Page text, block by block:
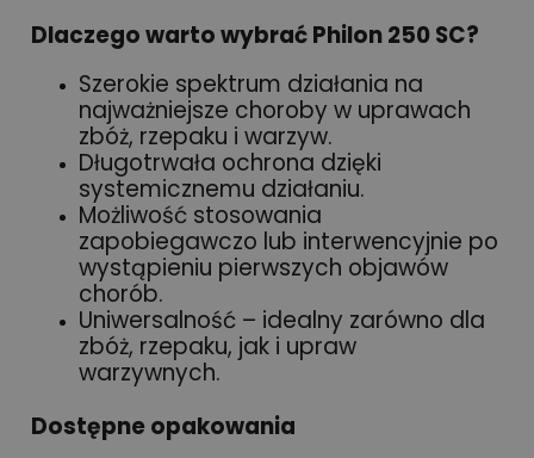
Dlaczego warto wybrać Philon 250 SC?
Szerokie spektrum działania na
najważniejsze choroby w uprawach
zbóż, rzepaku i warzyw.
Długotrwała ochrona dzięki
systemicznemu działaniu.
Możliwość stosowania
zapobiegawczo lub interwencyjnie po
wystąpieniu pierwszych objawów
chorób.
Uniwersalność – idealny zarówno dla
zbóż, rzepaku, jak i upraw
warzywnych.
Dostępne opakowania